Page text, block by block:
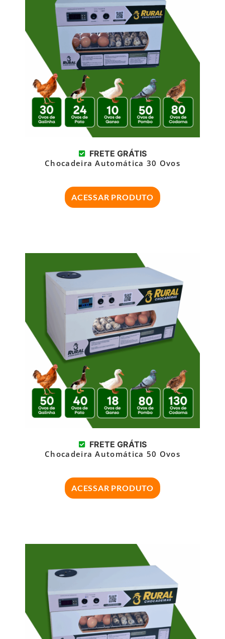
FRETE GRÁTIS
Chocadeira Automática 30 Ovos
ACESSAR PRODUTO
FRETE GRÁTIS
Chocadeira Automática 50 Ovos
ACESSAR PRODUTO